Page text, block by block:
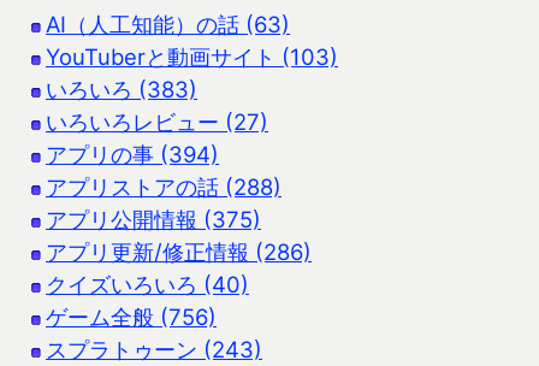
AI（人工知能）の話 (63)
YouTuberと動画サイト (103)
いろいろ (383)
いろいろレビュー (27)
アプリの事 (394)
アプリストアの話 (288)
アプリ公開情報 (375)
アプリ更新/修正情報 (286)
クイズいろいろ (40)
ゲーム全般 (756)
スプラトゥーン (243)